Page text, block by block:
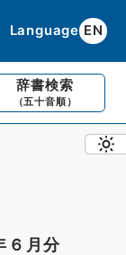
Language EN
辞書検索
（五十音順）
６月分